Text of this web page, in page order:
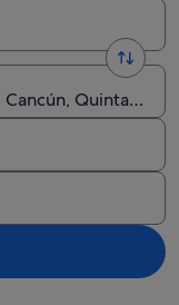
Quintana